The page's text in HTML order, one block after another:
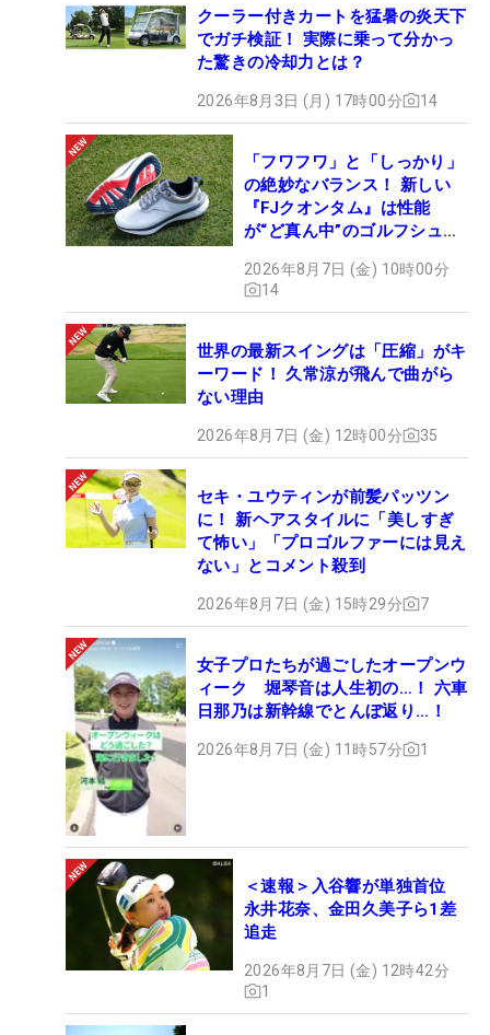
クーラー付きカートを猛暑の炎天下
でガチ検証！ 実際に乗って分かっ
た驚きの冷却力とは？
2026年8月3日 (月) 17時00分 14
「フワフワ」と「しっかり」
の絶妙なバランス！ 新しい
『FJクオンタム』は性能
が“ど真ん中”のゴルフシュー
2026年8月7日 (金) 10時00分
14
世界の最新スイングは「圧縮」がキ
ーワード！ 久常涼が飛んで曲がら
ない理由
2026年8月7日 (金) 12時00分 35
セキ・ユウティンが前髪パッツン
に！ 新ヘアスタイルに「美しすぎ
て怖い」「プロゴルファーには見え
ない」とコメント殺到
2026年8月7日 (金) 15時29分 7
女子プロたちが過ごしたオープンウ
ィーク 堀琴音は人生初の…！ 六車
日那乃は新幹線でとんぼ返り…！
2026年8月7日 (金) 11時57分 1
＜速報＞入谷響が単独首位
永井花奈、金田久美子ら1差
追走
2026年8月7日 (金) 12時42分
1